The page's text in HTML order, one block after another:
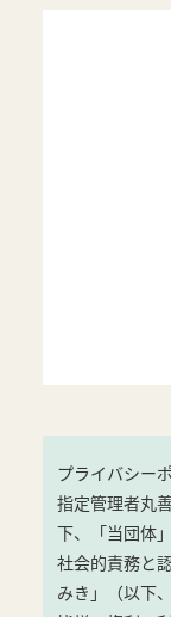
プライバシー
指定管理者丸
下、「当団体
社会的責務と
みき」（以下